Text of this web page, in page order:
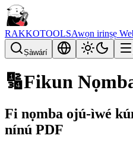
RAKKOTOOLSAwọn irinṣẹ
Ṣàwárí
🔢Fikun
Fi nọmba ojú-ìwé
nínú PDF